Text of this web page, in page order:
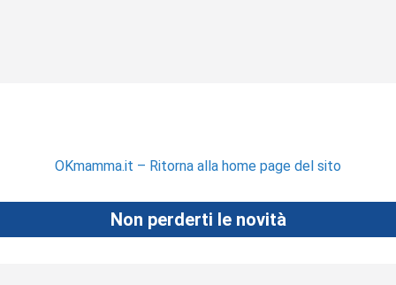
OKmamma.it – Ritorna alla home page del sito
Non perderti le novità